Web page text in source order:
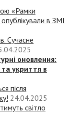
«‎Рамки
в ЗМІ
Сучасне
оновлення:
та укриття в
після
24.04.2025
світло